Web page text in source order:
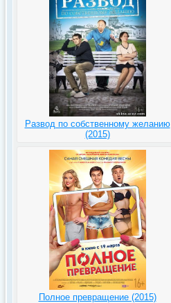
Развод по собственному желанию
(2015)
Полное превращение (2015)